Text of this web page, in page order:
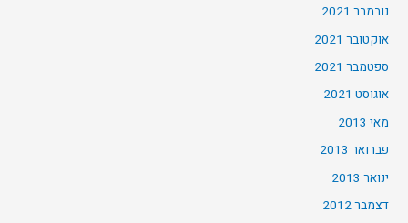
נובמבר 2021
אוקטובר 2021
ספטמבר 2021
אוגוסט 2021
מאי 2013
פברואר 2013
ינואר 2013
דצמבר 2012